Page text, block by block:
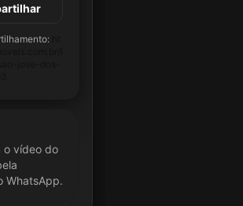
o vídeo do
WhatsApp.